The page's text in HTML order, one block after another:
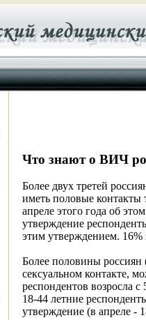
Что знают о ВИЧ
Более двух третей
иметь половые
апреле этого года об
утверждение
этим утверждением. 16%
Более половины россиян
сексуальном контакте,
респондентов возросла
18-44 летние
утверждение (в апреле -